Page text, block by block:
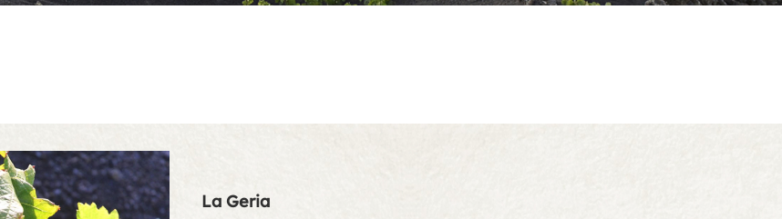
La Geria